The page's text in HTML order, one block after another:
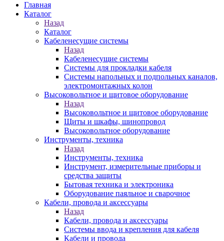
Главная
Каталог
Назад
Каталог
Кабеленесущие системы
Назад
Кабеленесущие системы
Системы для прокладки кабеля
Системы напольных и подпольных каналов,
электромонтажных колон
Высоковольтное и щитовое оборудование
Назад
Высоковольтное и щитовое оборудование
Щиты и шкафы, шинопровод
Высоковольтное оборудование
Инструменты, техника
Назад
Инструменты, техника
Инструмент, измерительные приборы и
средства защиты
Бытовая техника и электроника
Оборудование паяльное и сварочное
Кабели, провода и аксессуары
Назад
Кабели, провода и аксессуары
Системы ввода и крепления для кабеля
Кабели и провода